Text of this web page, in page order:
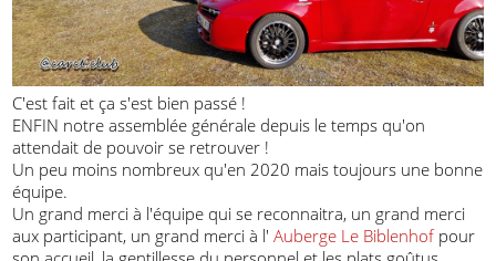
C'est fait et ça s'est bien passé !
ENFIN notre assemblée générale depuis le temps qu'on
attendait de pouvoir se retrouver !
Un peu moins nombreux qu'en 2020 mais toujours une bonne
équipe.
Un grand merci à l'équipe qui se reconnaitra, un grand merci
aux participant, un grand merci à l'Auberge Le Biblenhofpour